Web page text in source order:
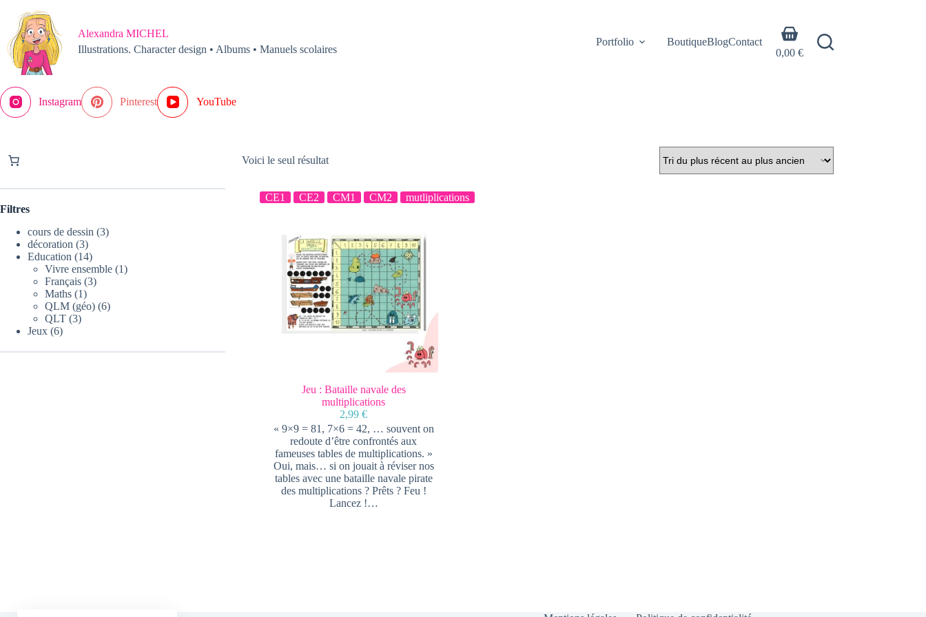
contenu
Alexandra MICHEL
Illustrations. Character design • Albums • Manuels scolaires
Portfolio BoutiqueBlogContact
Panier
d’achat
0,00 €
Instagram Pinterest YouTube
Voici le seul résultat
CE1 CE2 CM1 CM2 mutliplications
Jeu : Bataille navale des
multiplications
2,99€
« 9×9 = 81, 7×6 = 42, … souvent on
redoute d’être confrontés aux
fameuses tables de multiplications. »
Oui, mais… si on jouait à réviser nos
tables avec une bataille navale pirate
des multiplications ? Prêts ? Feu !
Lancez !…
Filtres
cours de dessin 33
décoration 33
produits
Education 1414
produits
Vivre ensemble 11
Français 33
Maths 11
produit
QLM (géo) 66
QLT 33
Jeux 66